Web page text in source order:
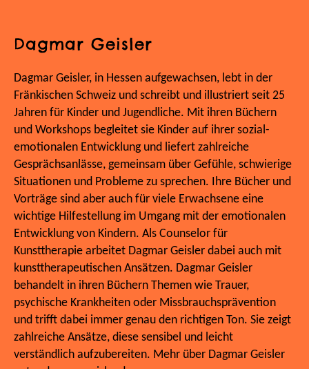
Dagmar Geisler
Dagmar Geisler, in Hessen aufgewachsen, lebt in der
Fränkischen Schweiz und schreibt und illustriert seit 25
Jahren für Kinder und Jugendliche. Mit ihren Büchern
und Workshops begleitet sie Kinder auf ihrer sozial-
emotionalen Entwicklung und liefert zahlreiche
Gesprächsanlässe, gemeinsam über Gefühle, schwierige
Situationen und Probleme zu sprechen. Ihre Bücher und
Vorträge sind aber auch für viele Erwachsene eine
wichtige Hilfestellung im Umgang mit der emotionalen
Entwicklung von Kindern. Als Counselor für
Kunsttherapie arbeitet Dagmar Geisler dabei auch mit
kunsttherapeutischen Ansätzen. Dagmar Geisler
behandelt in ihren Büchern Themen wie Trauer,
psychische Krankheiten oder Missbrauchsprävention
und trifft dabei immer genau den richtigen Ton. Sie zeigt
zahlreiche Ansätze, diese sensibel und leicht
verständlich aufzubereiten. Mehr über Dagmar Geisler